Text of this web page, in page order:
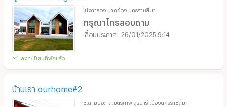
ลงทะเบียนที่พักแล้ว
โป่งตาลอง ปากช่อง นครราชสีมา
กรุณาโทรสอบถาม
26/01/2025 9:14
บ้านเรา ourhome#2
ซ.สามยอด ถ.มิตรภาพ สุรนารี เมืองนครราชสีมา